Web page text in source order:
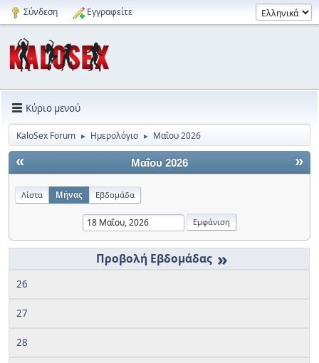
Σύνδεση Εγγραφείτε
Κύριο μενού
KaloSex Forum ► Ημερολόγιο ► Μαΐου 2026
« »
Μαΐου 2026
Λίστα Μήνας Εβδομάδα
»
26
27
28